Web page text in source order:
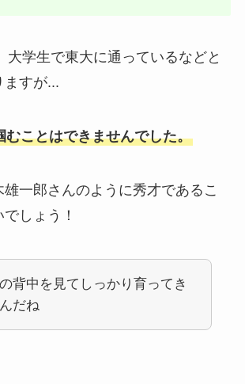
大学生で東大に通っているなどと
ますが...
むことはできませんでした。
一郎さんのように秀才であるこ
しょう！
背中を見てしっかり育ってき
だね